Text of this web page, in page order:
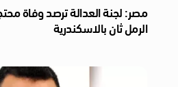
مصر: لجنة العدالة ترصد وفاة
الرمل ثان بالاسكندرية